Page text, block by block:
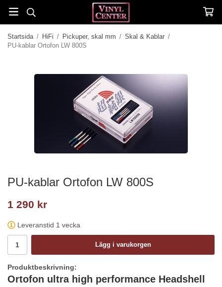
Startsida / HiFi / Pickuper, skal mm / Skal & Kablar /
PU-kablar Ortofon LW 800S
PU-kablar Ortofon LW 800S
1 290 kr
Leveranstid 1 vecka
Lägg i varukorgen
Produktbeskrivning:
Ortofon ultra high performance Headshell